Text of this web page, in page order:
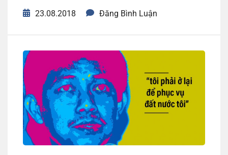
23.08.2018 Đăng Bình Luận